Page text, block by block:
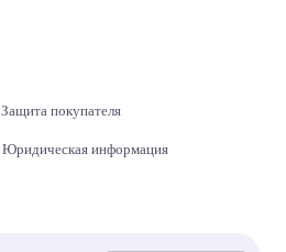
Защита покупателя
Юридическая информация